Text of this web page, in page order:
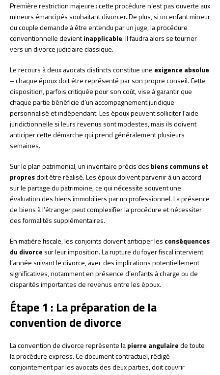
Première restriction majeure : cette procédure n’est pas ouverte aux
mineurs émancipés souhaitant divorcer. De plus, si un enfant mineur
du couple demande à être entendu par un juge, la procédure
conventionnelle devientinapplicable. Il faudra alors se tourner
vers un divorce judiciaire classique.
Le recours à deux avocats distincts constitue une exigence absolue
– chaque époux doit être représenté par son propre conseil. Cette
disposition, parfois critiquée pour son coût, vise à garantir que
chaque partie bénéficie d’un accompagnement juridique
personnalisé et indépendant. Les époux peuvent solliciter l’aide
juridictionnelle si leurs revenus sont modestes, mais ils doivent
anticiper cette démarche qui prend généralement plusieurs
semaines.
Sur le plan patrimonial, un inventaire précis des biens communs et
propresdoit être réalisé. Les époux doivent parvenir à un accord
sur le partage du patrimoine, ce qui nécessite souvent une
évaluation des biens immobiliers par un professionnel. La présence
de biens à l’étranger peut complexifier la procédure et nécessiter
des formalités supplémentaires.
En matière fiscale, les conjoints doivent anticiper les conséquences
du divorce sur leur imposition. La rupture du foyer fiscal intervient
l’année suivant le divorce, avec des implications potentiellement
significatives, notamment en présence d’enfants à charge ou de
disparités importantes de revenus entre les époux.
Étape 1 : La préparation de la
convention de divorce
La convention de divorce représente lapierre angulairede toute
la procédure express. Ce document contractuel, rédigé
conjointement par les avocats des deux parties, doit couvrir